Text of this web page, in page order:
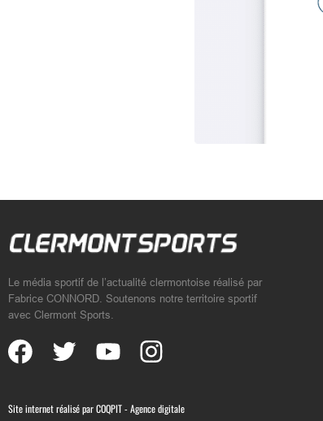
Le média sportif de l’actualité clermontoise réalisé par
Fabrice CONNORD. Soutenons notre territoire sportif
avec Clermont Sports.
Site internet réalisé parCOQPIT - Agence digitale